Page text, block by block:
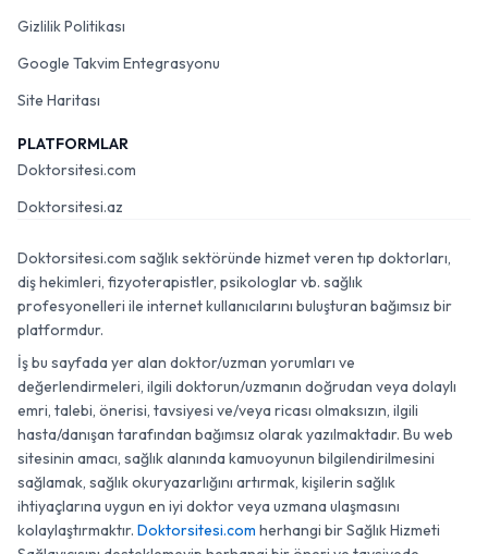
Gizlilik Politikası
Google Takvim Entegrasyonu
Site Haritası
PLATFORMLAR
Doktorsitesi.com
Doktorsitesi.az
Doktorsitesi.com sağlık sektöründe hizmet veren tıp doktorları,
diş hekimleri, fizyoterapistler, psikologlar vb. sağlık
profesyonelleri ile internet kullanıcılarını buluşturan bağımsız bir
platformdur.
İş bu sayfada yer alan doktor/uzman yorumları ve
değerlendirmeleri, ilgili doktorun/uzmanın doğrudan veya dolaylı
emri, talebi, önerisi, tavsiyesi ve/veya ricası olmaksızın, ilgili
hasta/danışan tarafından bağımsız olarak yazılmaktadır. Bu web
sitesinin amacı, sağlık alanında kamuoyunun bilgilendirilmesini
sağlamak, sağlık okuryazarlığını artırmak, kişilerin sağlık
ihtiyaçlarına uygun en iyi doktor veya uzmana ulaşmasını
kolaylaştırmaktır. Doktorsitesi.com herhangi bir Sağlık Hizmeti